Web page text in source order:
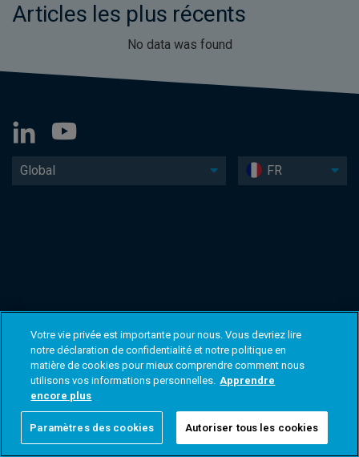
Articles les plus récents
No data was found
Global FR
Votre vie privée est importante pour nous. Vous devriez lire
notre déclaration de confidentialité et notre politique en
matière de cookies pour mieux comprendre comment nous
utilisons vos informations personnelles. Apprendre
encore plus
Paramètres des cookies Autoriser tous les cookies